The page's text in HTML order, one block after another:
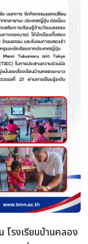
รงเรียนบ้านคลอง